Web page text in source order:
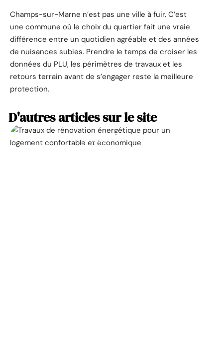
Champs-sur-Marne n’est pas une ville à fuir. C’est
une commune où le choix du quartier fait une vraie
différence entre un quotidien agréable et des années
de nuisances subies. Prendre le temps de croiser les
données du PLU, les périmètres de travaux et les
retours terrain avant de s’engager reste la meilleure
protection.
D'autres articles sur le site
ACTUALITÉ